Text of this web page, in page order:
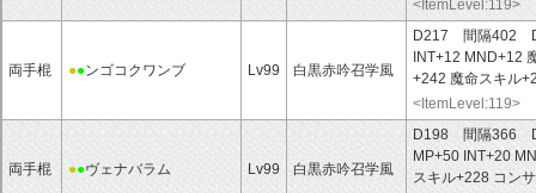
<ItemLevel:119>
両手棍 ●●ンゴコクワンブ Lv99 白黒赤吟召学風
D217 間隔402
INT+12 MND+12
+242 魔命スキル
<ItemLevel:119>
両手棍 ●●ヴェナバラム Lv99 白黒赤吟召学風
D198 間隔366
MP+50 INT+20
スキル+228 コン